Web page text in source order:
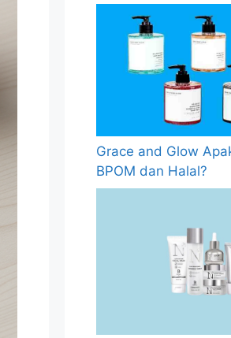
Grace and Glow
BPOM dan Halal?